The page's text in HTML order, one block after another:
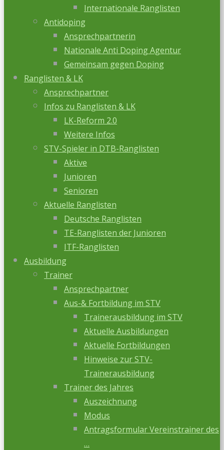
Internationale Ranglisten
Antidoping
Ansprechpartnerin
Nationale Anti Doping Agentur
Gemeinsam gegen Doping
Ranglisten & LK
Ansprechpartner
Infos zu Ranglisten & LK
LK-Reform 2.0
Weitere Infos
STV-Spieler in DTB-Ranglisten
Aktive
Junioren
Senioren
Aktuelle Ranglisten
Deutsche Ranglisten
TE-Ranglisten der Junioren
ITF-Ranglisten
Ausbildung
Trainer
Ansprechpartner
Aus-& Fortbildung im STV
Trainerausbildung im STV
Aktuelle Ausbildungen
Aktuelle Fortbildungen
Hinweise zur STV-
Trainerausbildung
Trainer des Jahres
Auszeichnung
Modus
Antragsformular Vereinstrainer des
…